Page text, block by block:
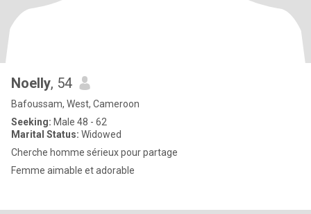
Noelly, 54
Bafoussam, West, Cameroon
Seeking: Male 48 - 62
Marital Status: Widowed
Cherche homme sérieux pour partage
Femme aimable et adorable